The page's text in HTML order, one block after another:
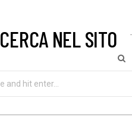
CERCA NEL SITO